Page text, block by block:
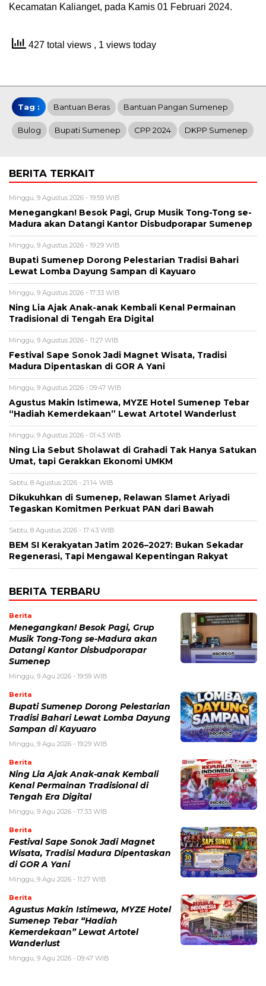
Kecamatan Kalianget, pada Kamis 01 Februari 2024.
427 total views , 1 views today
Tag : Bantuan Beras Bantuan Pangan Sumenep
Bulog Bupati Sumenep CPP 2024 DKPP Sumenep
BERITA TERKAIT
Minggu, 9 Agustus 2026 - 19:59 WIB
Menegangkan! Besok Pagi, Grup Musik Tong-Tong se-
Madura akan Datangi Kantor Disbudporapar Sumenep
Minggu, 9 Agustus 2026 - 19:29 WIB
Bupati Sumenep Dorong Pelestarian Tradisi Bahari
Lewat Lomba Dayung Sampan di Kayuaro
Minggu, 9 Agustus 2026 - 17:33 WIB
Ning Lia Ajak Anak-anak Kembali Kenal Permainan
Tradisional di Tengah Era Digital
Minggu, 9 Agustus 2026 - 11:27 WIB
Festival Sape Sonok Jadi Magnet Wisata, Tradisi
Madura Dipentaskan di GOR A Yani
Minggu, 9 Agustus 2026 - 09:47 WIB
Agustus Makin Istimewa, MYZE Hotel Sumenep Tebar
“Hadiah Kemerdekaan” Lewat Artotel Wanderlust
Minggu, 9 Agustus 2026 - 01:43 WIB
Ning Lia Sebut Sholawat di Grahadi Tak Hanya Satukan
Umat, tapi Gerakkan Ekonomi UMKM
Sabtu, 8 Agustus 2026 - 21:14 WIB
Dikukuhkan di Sumenep, Relawan Slamet Ariyadi
Tegaskan Komitmen Perkuat PAN dari Bawah
Sabtu, 8 Agustus 2026 - 17:43 WIB
BEM SI Kerakyatan Jatim 2026–2027: Bukan Sekadar
Regenerasi, Tapi Mengawal Kepentingan Rakyat
BERITA TERBARU
Berita
Menegangkan! Besok Pagi, Grup
Musik Tong-Tong se-Madura akan
Datangi Kantor Disbudporapar
Sumenep
Minggu, 9 Agu 2026 - 19:59 WIB
Berita
Bupati Sumenep Dorong Pelestarian
Tradisi Bahari Lewat Lomba Dayung
Sampan di Kayuaro
Minggu, 9 Agu 2026 - 19:29 WIB
Berita
Ning Lia Ajak Anak-anak Kembali
Kenal Permainan Tradisional di
Tengah Era Digital
Minggu, 9 Agu 2026 - 17:33 WIB
Berita
Festival Sape Sonok Jadi Magnet
Wisata, Tradisi Madura Dipentaskan
di GOR A Yani
Minggu, 9 Agu 2026 - 11:27 WIB
Berita
Agustus Makin Istimewa, MYZE Hotel
Sumenep Tebar “Hadiah
Kemerdekaan” Lewat Artotel
Wanderlust
Minggu, 9 Agu 2026 - 09:47 WIB